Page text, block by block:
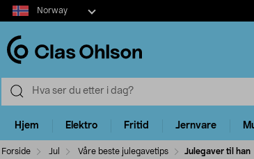
Select
market
Norway
Hjem Elektro Fritid Jernvare
Forside Jul Våre beste julegavetips Julegaver til han